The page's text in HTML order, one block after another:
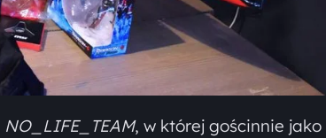
NO_LIFE_TEAM, w której gościnnie jako